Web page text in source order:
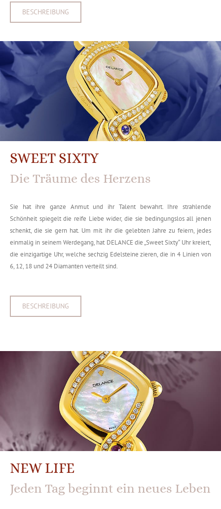
BESCHREIBUNG
SWEET SIXTY
Die Träume des Herzens
Sie hat ihre ganze Anmut und ihr Talent bewahrt. Ihre strahlende
Schönheit spiegelt die reife Liebe wider, die sie bedingungslos all jenen
schenkt, die sie gern hat. Um mit ihr die gelebten Jahre zu feiern, jedes
einmalig in seinem Werdegang, hat DELANCE die „Sweet Sixty“ Uhr kreiert,
die einzigartige Uhr, welche sechzig Edelsteine zieren, die in 4 Linien von
6, 12, 18 und 24 Diamanten verteilt sind.
BESCHREIBUNG
NEW LIFE
Jeden Tag beginnt ein neues Leben